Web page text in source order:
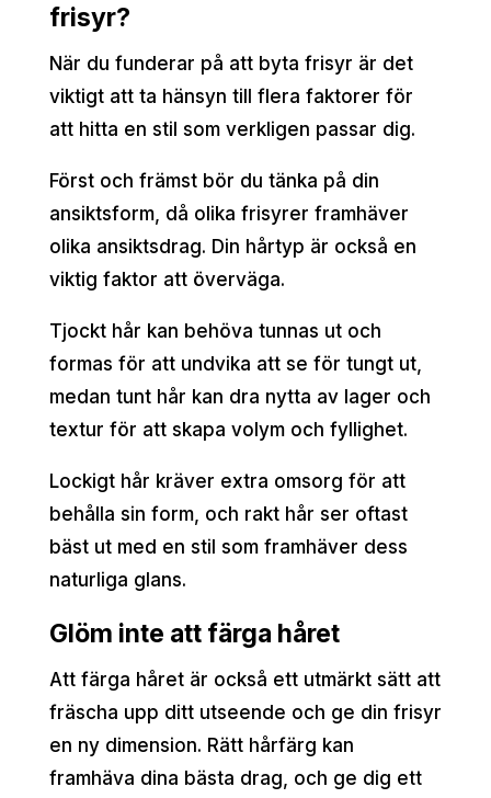
frisyr?
När du funderar på att byta frisyr är det
viktigt att ta hänsyn till flera faktorer för
att hitta en stil som verkligen passar dig.
Först och främst bör du tänka på din
ansiktsform, då olika frisyrer framhäver
olika ansiktsdrag. Din hårtyp är också en
viktig faktor att överväga.
Tjockt hår kan behöva tunnas ut och
formas för att undvika att se för tungt ut,
medan tunt hår kan dra nytta av lager och
textur för att skapa volym och fyllighet.
Lockigt hår kräver extra omsorg för att
behålla sin form, och rakt hår ser oftast
bäst ut med en stil som framhäver dess
naturliga glans.
Glöm inte att färga håret
Att färga håret är också ett utmärkt sätt att
fräscha upp ditt utseende och ge din frisyr
en ny dimension. Rätt hårfärg kan
framhäva dina bästa drag, och ge dig ett